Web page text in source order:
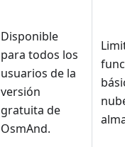
Disponible
para todos los
usuarios de la
versión
gratuita de
OsmAnd.